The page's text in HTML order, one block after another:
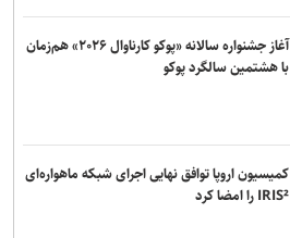
آغاز جشنواره سالانه «پوکو کارناوال ۲۰۲۶» هم‌زمان
با هشتمین سالگرد پوکو
کمیسیون اروپا توافق نهایی اجرای شبکه ماهواره‌ای
IRIS² را امضا کرد